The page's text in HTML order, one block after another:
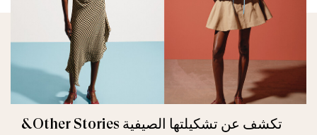
&Other Stories تكشف عن تشكيلتها الصيفية